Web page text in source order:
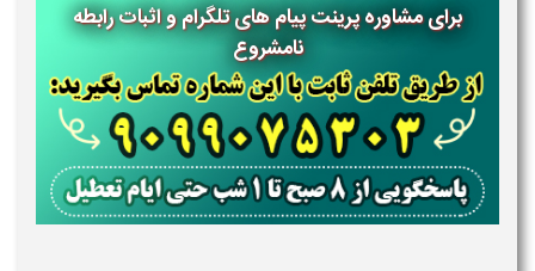
برای مشاوره پرینت پیام های تلگرام و اثبات رابطه
نامشروع